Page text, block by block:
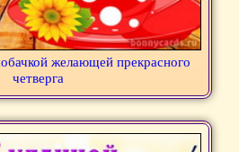
желающей прекрасного
четверга